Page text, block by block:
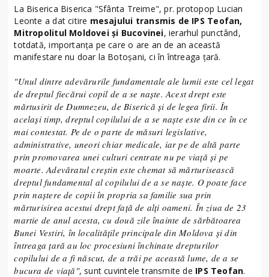
La Biserica Biserica "Sfânta Treime", pr. protopop Lucian
Leonte a dat citire mesajului transmis de IPS Teofan,
Mitropolitul Moldovei și Bucovinei, ierarhul punctând,
totdată, importanța pe care o are an de an această
manifestare nu doar la Botoșani, ci în întreaga țară.
"Unul dintre adevărurile fundamentale ale lumii este cel legat
de dreptul fiecărui copil de a se naște. Acest drept este
mărtusirit de Dumnezeu, de Biserică și de legea firii. În
același timp, dreptul copilului de a se naște este din ce în ce
mai contestat. Pe de o parte de măsuri legislative,
administrative, uneori chiar medicale, iar pe de altă parte
prin promovarea unei culturi centrate nu pe viață și pe
moarte. Adevăratul creștin este chemat să mărturisească
dreptul fundamental al copilului de a se naște. O poate face
prin naștere de copii în propria sa familie sua prin
mărturisirea acestui drept față de alți oameni. În ziua de 23
martie de anul acesta, cu două zile înainte de sărbătoarea
Bunei Vestiri, în localitățile principale din Moldova și din
întreaga țară au loc procesiuni închinate drepturilor
copilului de a fi născut, de a trăi pe această lume, de a se
bucura de viață", sunt cuvintele transmite de IPS Teofan.